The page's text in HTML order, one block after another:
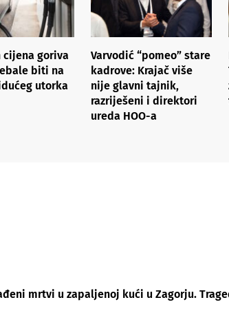
cijena goriva
biti na
utorka
Varvodić “pomeo” stare
kadrove: Krajač više
nije glavni tajnik,
razriješeni i direktori
ureda HOO-a
mrtvi u zapaljenoj kući u Zagorju.